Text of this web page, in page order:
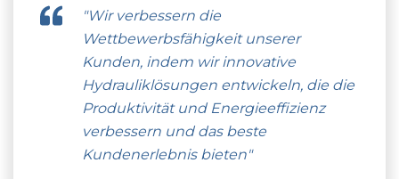
"Wir verbessern die
Wettbewerbsfähigkeit unserer
Kunden, indem wir innovative
Hydrauliklösungen entwickeln, die die
Produktivität und Energieeffizienz
verbessern und das beste
Kundenerlebnis bieten"